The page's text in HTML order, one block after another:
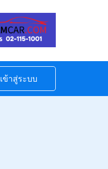
เข้าสู่ระบบ